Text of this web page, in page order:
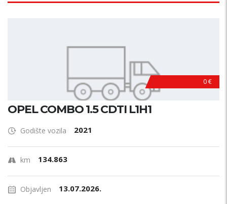
0 €
OPEL COMBO 1.5 CDTI L1H1
Godište vozila 2021
km 134.863
Objavljen 13.07.2026.